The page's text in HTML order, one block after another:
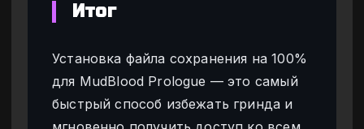
Итог
Установка файла сохранения на 100%
для MudBlood Prologue — это самый
быстрый способ избежать гринда и